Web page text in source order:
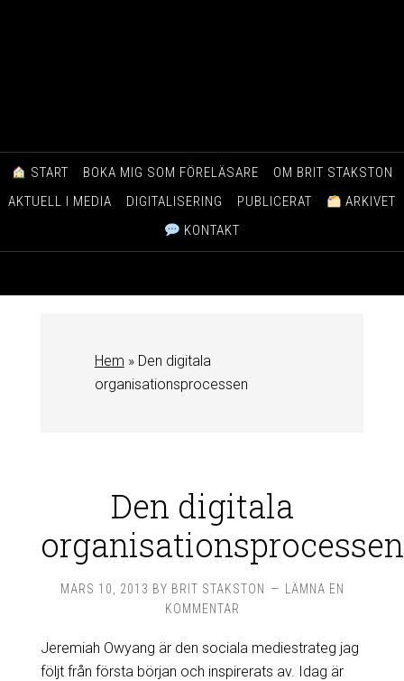
START BOKA MIG SOM FÖRELÄSARE
OM BRIT STAKSTON
AKTUELL I MEDIA
DIGITALISERING PUBLICERAT
ARKIVET
KONTAKT
Hem » Den digitala
organisationsprocessen
Den digitala
organisationsprocessen
MARS 10, 2013 BY BRIT STAKSTON
LÄMNA EN
KOMMENTAR
Jeremiah Owyang är den sociala mediestrateg jag
följt från första början och inspirerats av. Idag är